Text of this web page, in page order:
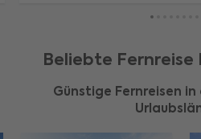
Beliebte
Günstige Fernreisen